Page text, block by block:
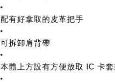
配有好拿取的皮革把手
可拆卸肩背帶
本體上方設有方便放取 IC 卡